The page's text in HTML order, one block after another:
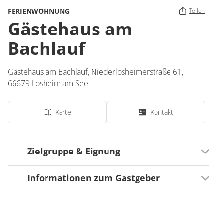
FERIENWOHNUNG Teilen
Gästehaus am
Bachlauf
Gästehaus am Bachlauf, Niederlosheimerstraße 61,
66679 Losheim am See
Karte Kontakt
Zielgruppe & Eignung
Ausrichtung
Für Senioren besonders geeignet
Informationen zum Gastgeber